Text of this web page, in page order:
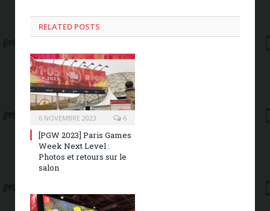
RELATED POSTS
6 NOVEMBRE 2023 6
[PGW 2023] Paris Games
Week Next Level :
Photos et retours sur le
salon